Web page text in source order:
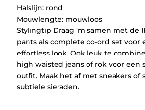
Halslijn: rond
Mouwlengte: mouwloos
Stylingtip Draag ‘m samen met de
pants als complete co-ord set voor
effortless look. Ook leuk te
high waisted jeans of rok voor een
outfit. Maak het af met sneakers of
subtiele sieraden.